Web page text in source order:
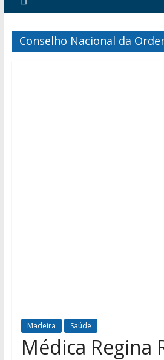
Conselho Nacional da
Madeira Saúde
Médica Regina